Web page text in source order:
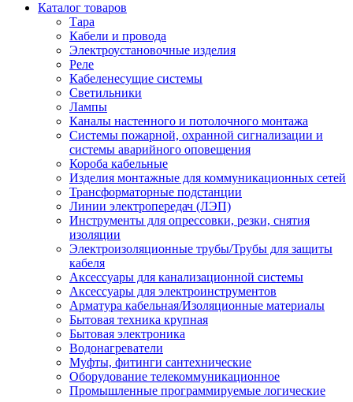
Каталог товаров
Тара
Кабели и провода
Электроустановочные изделия
Реле
Кабеленесущие системы
Светильники
Лампы
Каналы настенного и потолочного монтажа
Системы пожарной, охранной сигнализации и
системы аварийного оповещения
Короба кабельные
Изделия монтажные для коммуникационных сетей
Трансформаторные подстанции
Линии электропередач (ЛЭП)
Инструменты для опрессовки, резки, снятия
изоляции
Электроизоляционные трубы/Трубы для защиты
кабеля
Аксессуары для канализационной системы
Аксессуары для электроинструментов
Арматура кабельная/Изоляционные материалы
Бытовая техника крупная
Бытовая электроника
Водонагреватели
Муфты, фитинги сантехнические
Оборудование телекоммуникационное
Промышленные программируемые логические